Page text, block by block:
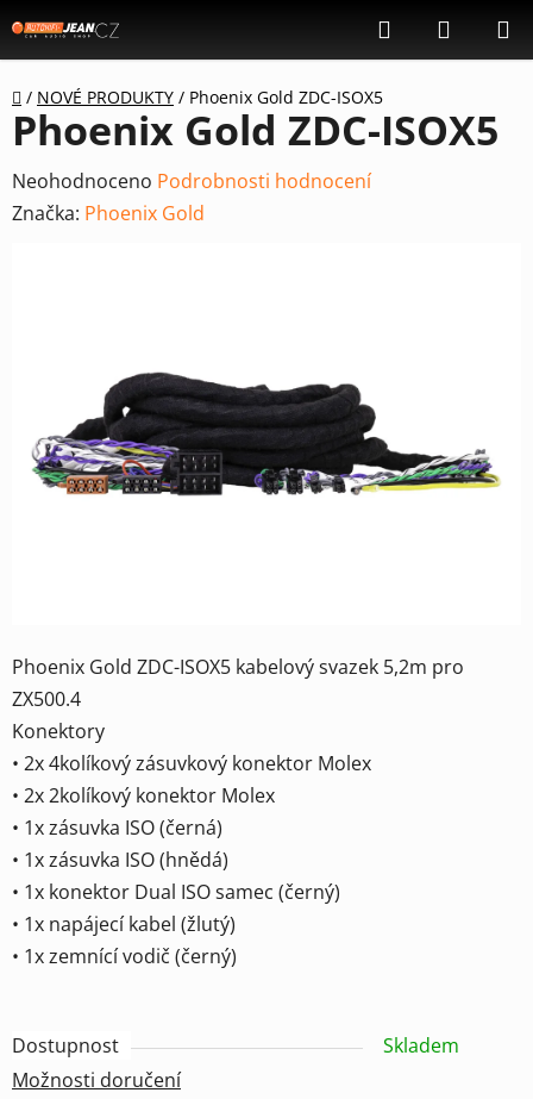
na
obsah
Hledat
KOŠÍK
Domů
/ NOVÉ PRODUKTY / Phoenix Gold ZDC-ISOX5
Phoenix Gold ZDC-ISOX5 kabelový svazek 5,2m pro
ZX500.4
Konektory
• 2x 4kolíkový zásuvkový konektor Molex
• 2x 2kolíkový konektor Molex
• 1x zásuvka ISO (černá)
• 1x zásuvka ISO (hnědá)
• 1x konektor Dual ISO samec (černý)
• 1x napájecí kabel (žlutý)
• 1x zemnící vodič (černý)
Dostupnost
Skladem
Možnosti doručení
Phoenix Gold ZDC-ISOX5
Průměrné
hodnocení
Neohodnoceno Podrobnosti hodnocení
Značka: Phoenix Gold